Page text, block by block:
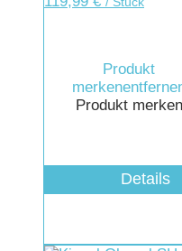
Produkt
merken
Produkt merken
Details